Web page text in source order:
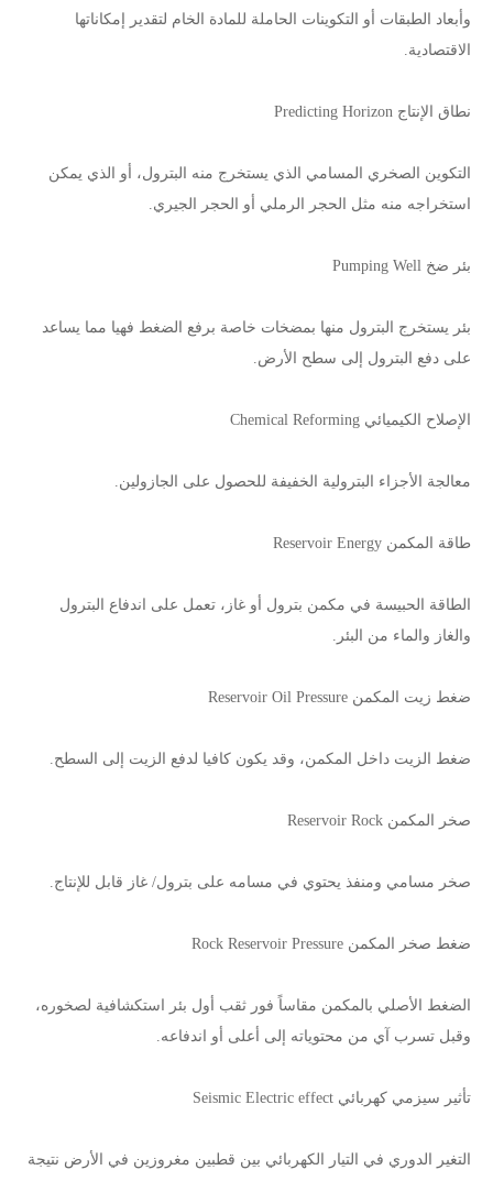
وأبعاد الطبقات أو التكوينات الحاملة للمادة الخام لتقدير إمكاناتها
الاقتصادية.
نطاق الإنتاج Predicting Horizon
التكوين الصخري المسامي الذي يستخرج منه البترول، أو الذي يمكن
استخراجه منه مثل الحجر الرملي أو الحجر الجيري.
بئر ضخ Pumping Well
بئر يستخرج البترول منها بمضخات خاصة برفع الضغط فهيا مما يساعد
على دفع البترول إلى سطح الأرض.
الإصلاح الكيميائي Chemical Reforming
معالجة الأجزاء البترولية الخفيفة للحصول على الجازولين.
طاقة المكمن Reservoir Energy
الطاقة الحبيسة في مكمن بترول أو غاز، تعمل على اندفاع البترول
والغاز والماء من البئر.
ضغط زيت المكمن Reservoir Oil Pressure
ضغط الزيت داخل المكمن، وقد يكون كافيا لدفع الزيت إلى السطح.
صخر المكمن Reservoir Rock
صخر مسامي ومنفذ يحتوي في مسامه على بترول/ غاز قابل للإنتاج.
ضغط صخر المكمن Rock Reservoir Pressure
الضغط الأصلي بالمكمن مقاساً فور ثقب أول بئر استكشافية لصخوره،
وقبل تسرب آي من محتوياته إلى أعلى أو اندفاعه.
تأثير سيزمي كهربائي Seismic Electric effect
التغير الدوري في التيار الكهربائي بين قطبين مغروزين في الأرض نتيجة